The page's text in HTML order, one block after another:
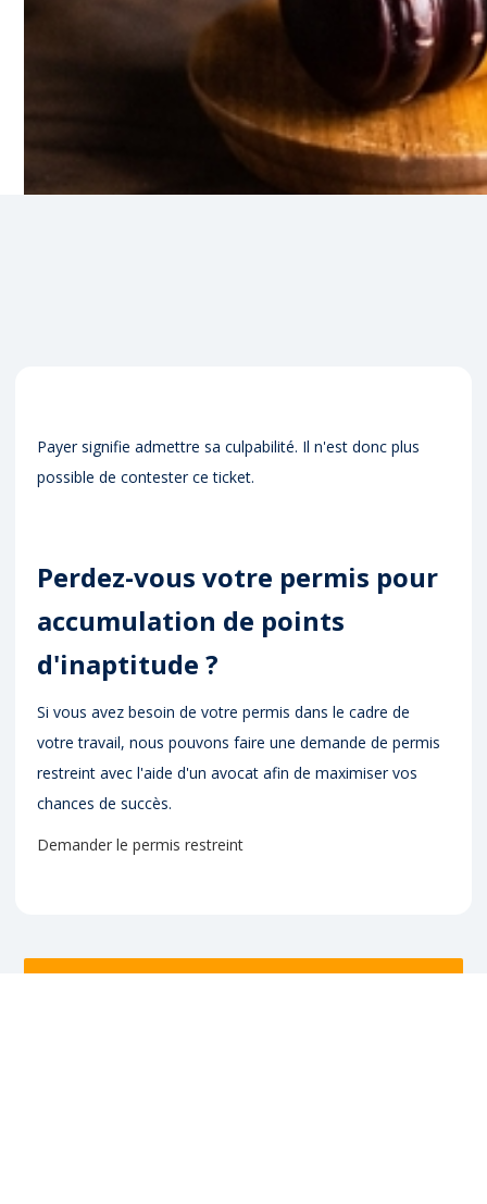
Payer signifie admettre sa culpabilité. Il n'est donc plus
possible de contester ce ticket.
Perdez-vous votre permis pour
accumulation de points
d'inaptitude ?
Si vous avez besoin de votre permis dans le cadre de
votre travail, nous pouvons faire une demande de permis
restreint avec l'aide d'un avocat afin de maximiser vos
chances de succès.
Demander le permis restreint